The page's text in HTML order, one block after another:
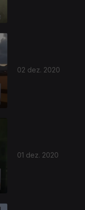
02 dez. 2020
01 dez. 2020